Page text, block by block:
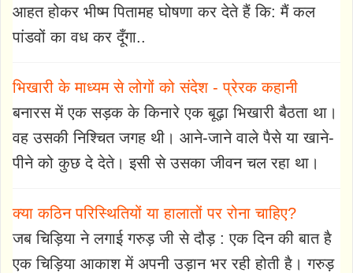
आहत होकर भीष्म पितामह घोषणा कर देते हैं कि: मैं कल
पांडवों का वध कर दूँगा..
भिखारी के माध्यम से लोगों को संदेश - प्रेरक कहानी
बनारस में एक सड़क के किनारे एक बूढ़ा भिखारी बैठता था।
वह उसकी निश्चित जगह थी। आने-जाने वाले पैसे या खाने-
पीने को कुछ दे देते। इसी से उसका जीवन चल रहा था।
क्या कठिन परिस्थितियों या हालातों पर रोना चाहिए?
जब चिड़िया ने लगाई गरुड़ जी से दौड़ : एक दिन की बात है
एक चिड़िया आकाश में अपनी उड़ान भर रही होती है। गरुड़